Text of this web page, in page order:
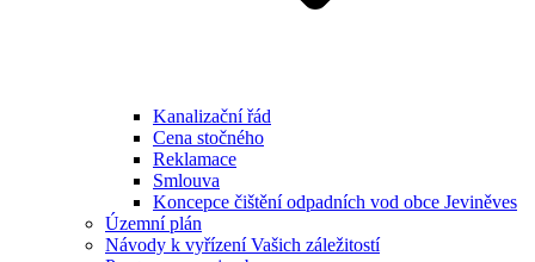
Kanalizační řád
Cena stočného
Reklamace
Smlouva
Koncepce čištění odpadních vod obce Jeviněves
Územní plán
Návody k vyřízení Vašich záležitostí